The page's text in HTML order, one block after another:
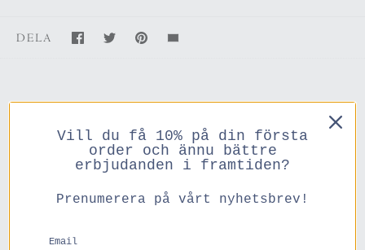
DELA
Du kanske också gillar
Vill du få 10% på din första
order och ännu bättre
erbjudanden i framtiden?
Prenumerera på vårt nyhetsbrev!